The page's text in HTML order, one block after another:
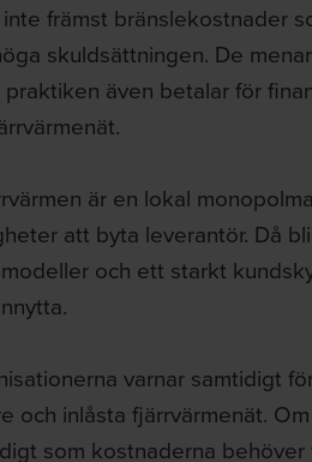
främst bränslekostnader
skuldsättningen. De
praktiken även betalar för
är en lokal
att byta leverantör. Då
och ett starkt
varnar samtidigt
och inlåsta fjärrvärmenät.
som kostnaderna